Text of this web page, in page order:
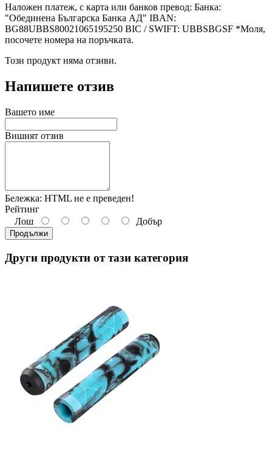
Наложен платеж, с карта или банков превод: Банка:
"Обединена Българска Банка АД" IBAN:
BG88UBBS80021065195250 BIC / SWIFT: UBBSBGSF *Моля,
посочете номера на поръчката.
Този продукт няма отзиви.
Напишете отзив
Вашето име
Вишият отзив
Бележка: HTML не е преведен!
Рейтинг
Лош
Добър
Продължи
Други продукти от тази категория